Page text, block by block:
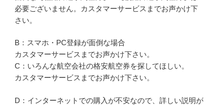
必要ございません。カスタマーサービスまでお声かけ下
さい。
B：スマホ・PC登録が面倒な場合
カスタマーサービスまでお声かけ下さい。
C：いろんな航空会社の格安航空券を探してほしい。
カスタマーサービスまでお声かけ下さい。
D：インターネットでの購入が不安なので、詳しい説明が